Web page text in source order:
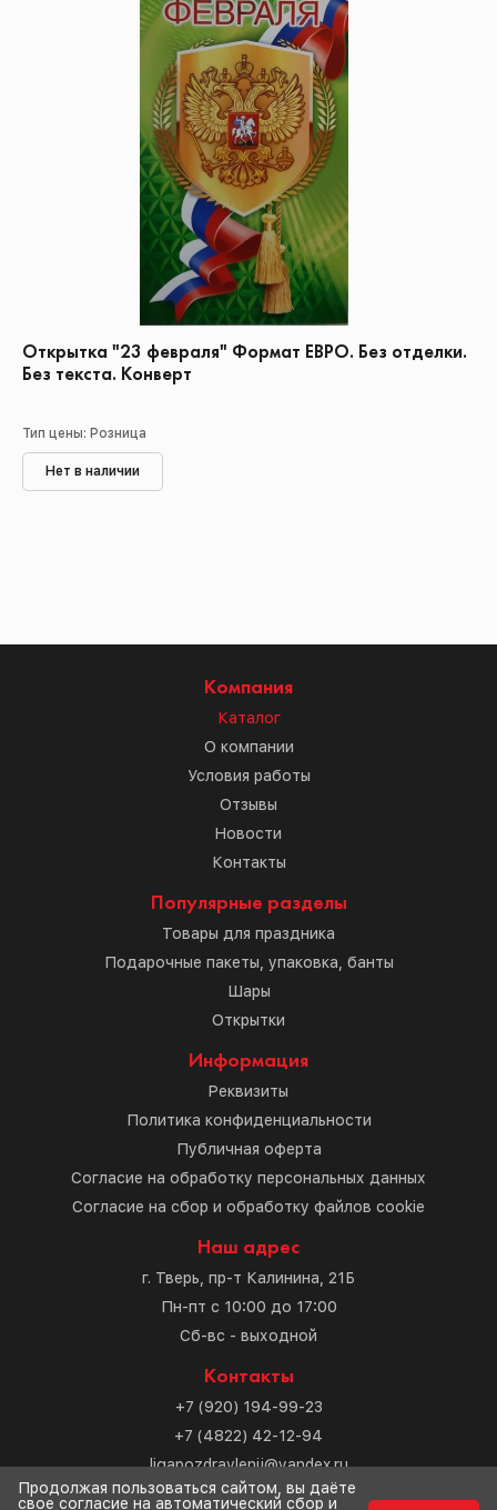
Открытка "23 февраля" Формат ЕВРО. Без отделки.
Без текста. Конверт
Тип цены: Розница
Нет в наличии
Компания
Каталог
О компании
Условия работы
Отзывы
Новости
Контакты
Популярные разделы
Товары для праздника
Подарочные пакеты, упаковка, банты
Шары
Открытки
Информация
Реквизиты
Политика конфиденциальности
Публичная оферта
Согласие на обработку персональных данных
Согласие на сбор и обработку файлов cookie
Наш адрес
г. Тверь, пр-т Калинина, 21Б
Пн-пт с 10:00 до 17:00
Сб-вс - выходной
Контакты
+7 (920) 194-99-23
+7 (4822) 42-12-94
ligapozdravlenij@yandex.ru
Продолжая пользоваться сайтом, вы даёте
свое согласие на автоматический сбор и